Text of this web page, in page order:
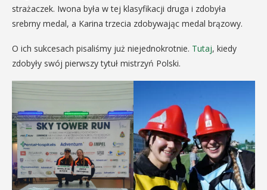
strażaczek. Iwona była w tej klasyfikacji druga i zdobyła
srebrny medal, a Karina trzecia zdobywając medal brązowy.
O ich sukcesach pisaliśmy już niejednokrotnie. Tutaj, kiedy
zdobyły swój pierwszy tytuł mistrzyń Polski.